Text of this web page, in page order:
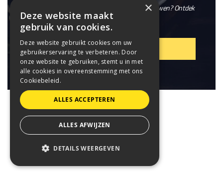
En wil je niet alleen winnen, maar ook meebouwen? Ontdek
onze openstaandevacatures.
VIER MEE!
×
Deze website maakt
gebruik van cookies.
Deze website gebruikt cookies om uw
gebruikerservaring te verbeteren. Door
onze website te gebruiken, stemt u in met
alle cookies in overeenstemming met ons
Cookiebeleid.
ALLES ACCEPTEREN
ALLES AFWIJZEN
DETAILS WEERGEVEN
STRIKT NOODZAKELIJK